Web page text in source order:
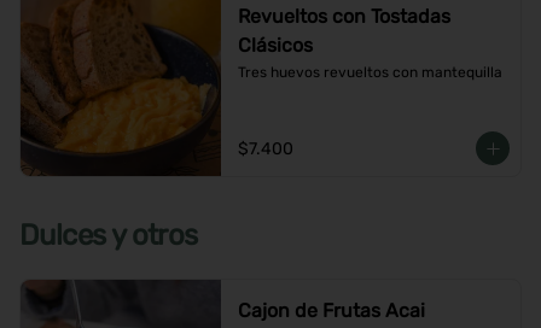
Revueltos con Tostadas
Clásicos
Tres huevos revueltos con mantequilla
$7.400
Dulces y otros
Cajon de Frutas Acai